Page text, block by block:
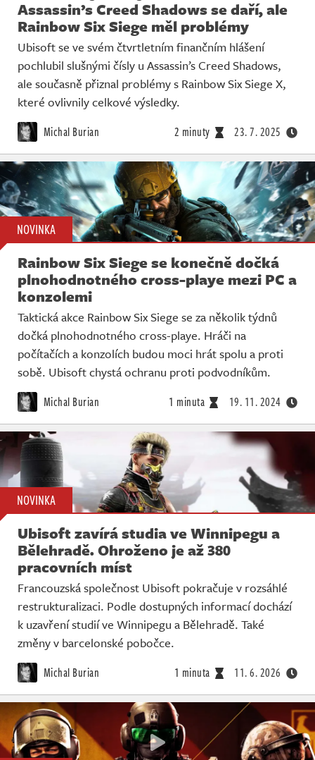
Assassin’s Creed Shadows se daří, ale
Rainbow Six Siege měl problémy
Ubisoft se ve svém čtvrtletním finančním hlášení
pochlubil slušnými čísly u Assassin’s Creed Shadows,
ale současně přiznal problémy s Rainbow Six Siege X,
které ovlivnily celkové výsledky.
Michal Burian 2 minuty 23. 7. 2025
NOVINKA
Rainbow Six Siege se konečně dočká
plnohodnotného cross-playe mezi PC a
konzolemi
Taktická akce Rainbow Six Siege se za několik týdnů
dočká plnohodnotného cross-playe. Hráči na
počítačích a konzolích budou moci hrát spolu a proti
sobě. Ubisoft chystá ochranu proti podvodníkům.
Michal Burian 1 minuta 19. 11. 2024
NOVINKA
Ubisoft zavírá studia ve Winnipegu a
Bělehradě. Ohroženo je až 380
pracovních míst
Francouzská společnost Ubisoft pokračuje v rozsáhlé
restrukturalizaci. Podle dostupných informací dochází
k uzavření studií ve Winnipegu a Bělehradě. Také
změny v barcelonské pobočce.
Michal Burian 1 minuta 11. 6. 2026